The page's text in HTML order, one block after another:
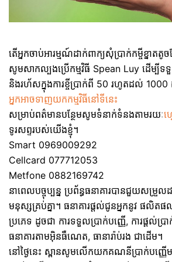
តើអ្នកចាប់អារម្មណ៍ដាក់ពាក្យសុំប្រាក់កម្ចីខ្នាតតូច
សូមសាកល្បងប្រើកម្មវិធី Spean Luy ដើម្បី
និងរហ័សក្នុងការខ្ចីប្រាក់ពី 50 រហូតដល់ 1000
អ្នកអាចទាញយកកម្មវិធីនៅទីនេះ
សម្រាប់ពត៌មានបន្ថែមសូមទំនាក់ទំនងតាមរយៈហ្
ទូរសព្ទរបស់យើងខ្ញុំ។
Smart 0969009292
Cellcard 077712053
Metfone 0882169742
នាពេលបច្ចុប្បន្ន ប្រព័ន្ធធនាគារបានជួយសម្
មនុស្សគ្រប់គ្នា។ ធនាគារផ្តល់ជូនអ្នកនូវ ផលិតផ
ប្រភេទ ដូចជា ការទទួលប្រាក់បញ្ញើ, ការផ្តល់ប្រាក់
ធនាគារតាមអ៊ិនធឺណេត, ធានារ៉ាប់រង ជាដើម។
នៅថ្ងៃនេះ ស្ពានសូមលើកយកគណនីប្រាក់បញ្ញើម